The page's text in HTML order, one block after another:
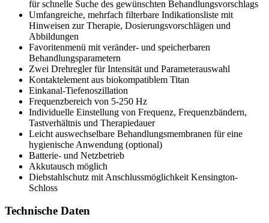
für schnelle Suche des gewünschten Behandlungsvorschlags
Umfangreiche, mehrfach filterbare Indikationsliste mit
Hinweisen zur Therapie, Dosierungsvorschlägen und
Abbildungen
Favoritenmenü mit veränder- und speicherbaren
Behandlungsparametern
Zwei Drehregler für Intensität und Parameterauswahl
Kontaktelement aus biokompatiblem Titan
Einkanal-Tiefenoszillation
Frequenzbereich von 5-250 Hz
Individuelle Einstellung von Frequenz, Frequenzbändern,
Tastverhältnis und Therapiedauer
Leicht auswechselbare Behandlungsmembranen für eine
hygienische Anwendung (optional)
Batterie- und Netzbetrieb
Akkutausch möglich
Diebstahlschutz mit Anschlussmöglichkeit Kensington-
Schloss
Technische Daten